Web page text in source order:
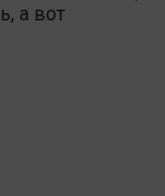
а вот